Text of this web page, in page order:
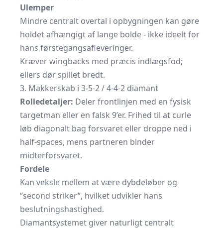
Ulemper
Mindre centralt overtal i opbygningen kan gøre
holdet afhængigt af lange bolde - ikke ideelt for
hans førstegangsafleveringer.
Kræver wingbacks med præcis indlægsfod;
ellers dør spillet bredt.
3. Makkerskab i 3-5-2 / 4-4-2 diamant
Rolledetaljer: Deler frontlinjen med en fysisk
targetman eller en falsk 9’er. Frihed til at curle
løb diagonalt bag forsvaret eller droppe ned i
half-spaces, mens partneren binder
midterforsvaret.
Fordele
Kan veksle mellem at være dybdeløber og
”second striker”, hvilket udvikler hans
beslutningshastighed.
Diamantsystemet giver naturligt centralt